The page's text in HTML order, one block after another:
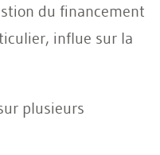
du financement
influe sur la
plusieurs